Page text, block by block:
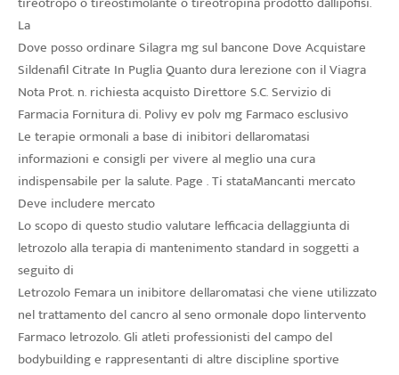
La
Dove posso ordinare Silagra mg sul bancone Dove Acquistare
Sildenafil Citrate In Puglia Quanto dura lerezione con il Viagra
Nota Prot. n. richiesta acquisto Direttore S.C. Servizio di
Farmacia Fornitura di. Polivy ev polv mg Farmaco esclusivo
Le terapie ormonali a base di inibitori dellaromatasi
informazioni e consigli per vivere al meglio una cura
indispensabile per la salute. Page . Ti stataMancanti mercato
Deve includere mercato
Lo scopo di questo studio valutare lefficacia dellaggiunta di
letrozolo alla terapia di mantenimento standard in soggetti a
seguito di
Letrozolo Femara un inibitore dellaromatasi che viene utilizzato
nel trattamento del cancro al seno ormonale dopo lintervento
Farmaco letrozolo. Gli atleti professionisti del campo del
bodybuilding e rappresentanti di altre discipline sportive